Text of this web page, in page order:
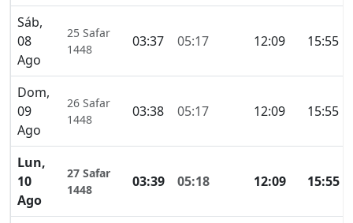
Sáb,
08
Ago
25 Safar
1448
03:37 05:17 12:09 15:55
Dom,
09
Ago
26 Safar
1448
03:38 05:17 12:09 15:55
Lun,
10
Ago
27 Safar
1448
03:39 05:18 12:09 15:55